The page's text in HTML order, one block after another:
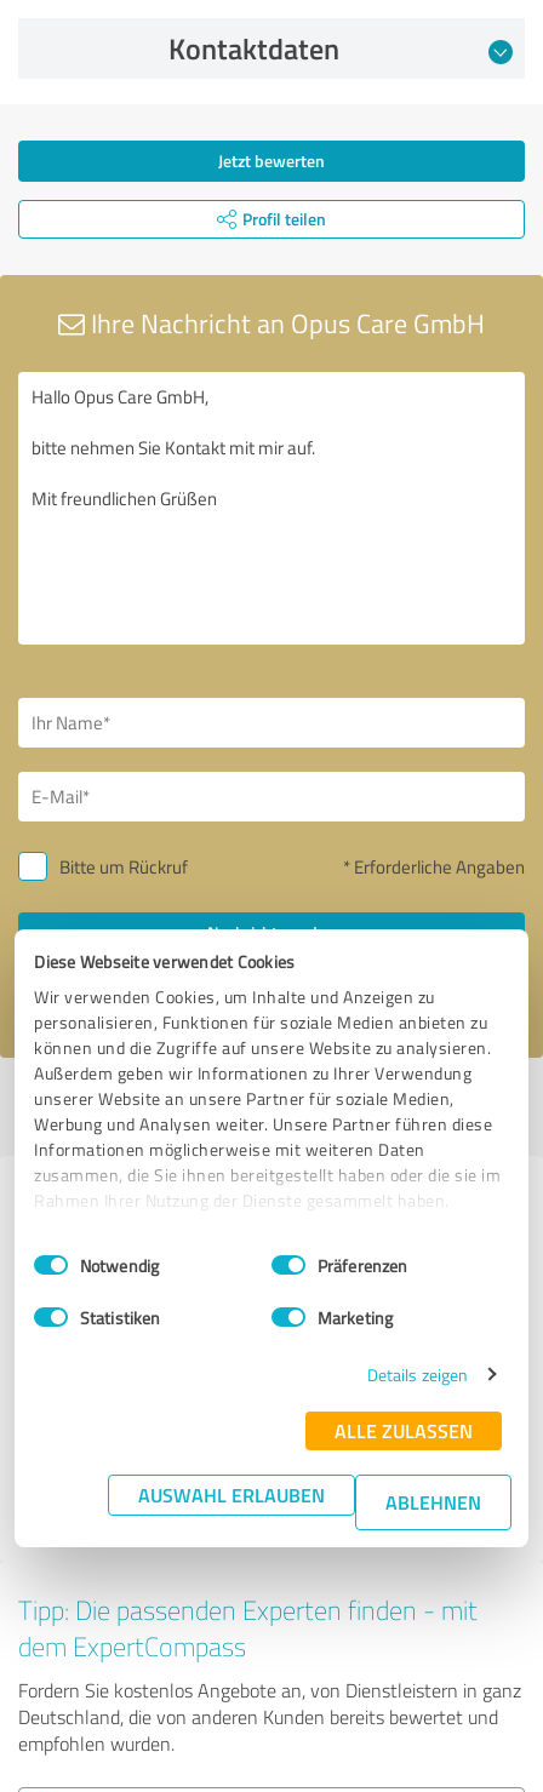
Diese Webseite verwendet Cookies
Wir verwenden Cookies, um Inhalte und Anzeigen zu
personalisieren, Funktionen für soziale Medien anbieten zu
können und die Zugriffe auf unsere Website zu analysieren.
Außerdem geben wir Informationen zu Ihrer Verwendung
unserer Website an unsere Partner für soziale Medien,
Werbung und Analysen weiter. Unsere Partner führen diese
Informationen möglicherweise mit weiteren Daten
zusammen, die Sie ihnen bereitgestellt haben oder die sie im
Rahmen Ihrer Nutzung der Dienste gesammelt haben.
Impressum Datenschutzbestimmungen
Einwilligungsauswahl
Notwendig Präferenzen
Statistiken Marketing
Details zeigen
ALLE ZULASSEN
AUSWAHL ERLAUBEN ABLEHNEN
Kontaktdaten
Jetzt bewerten
Profil teilen
Ihre Nachricht an Opus Care GmbH
Bitte um Rückruf * Erforderliche Angaben
Nachricht senden
Ich stimme denDatenschutzbestimmungenzu.
Profil aktiv seit 02.04.2026 |Letzte Aktualisierung: 06.08.2026
melden
Erfahrungen zu weiteren
Betreuungs- und
Pflegeeinrichtungen
beatmet24 GmbH - Intensivpflege Zuhause
4.95 von 5
Tipp: Die passenden Experten finden - mit
dem ExpertCompass
Fordern Sie kostenlos Angebote an, von Dienstleistern in ganz
Deutschland, die von anderen Kunden bereits bewertet und
empfohlen wurden.